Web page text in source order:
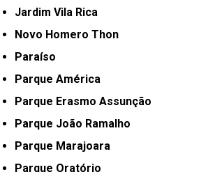
Jardim Vila Rica
Novo Homero Thon
Paraíso
Parque América
Parque Erasmo Assunção
Parque João Ramalho
Parque Marajoara
Parque Oratório